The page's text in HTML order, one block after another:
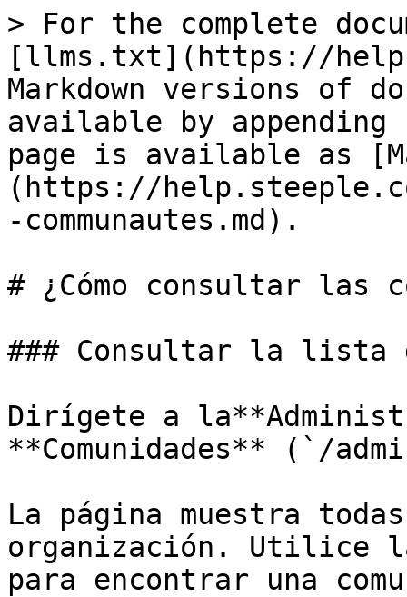
> For the complete
[llms.txt](https://
Markdown versions of
available by
page is available as
(https://
-communautes.md).
# ¿Cómo consultar las
### Consultar la lista
Dirígete a
**Comunidades** (`/
La página muestra
organización. Utilice
para encontrar una